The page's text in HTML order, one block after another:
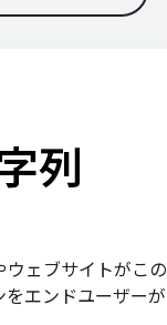
列
ウェブサイトがこの
エンドユーザーが